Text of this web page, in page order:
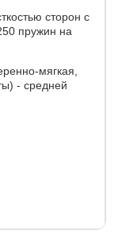
сторон с
пружин на
мягкая,
- средней